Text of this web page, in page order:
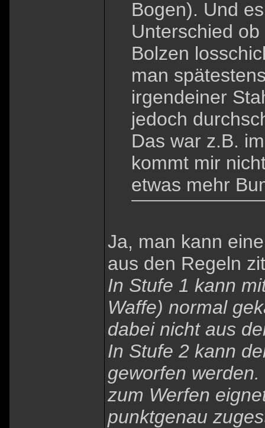
Bogen). Und
Unterschied
Bolzen
man
irgendeiner
jedoch
Das war z.B.
kommt mir
etwas mehr
Ja, man kann
aus den Regeln
In Stufe 1 kann
Waffe) normal
dabei nicht aus
In Stufe 2 kann
geworfen
zum Werfen
punktgenau